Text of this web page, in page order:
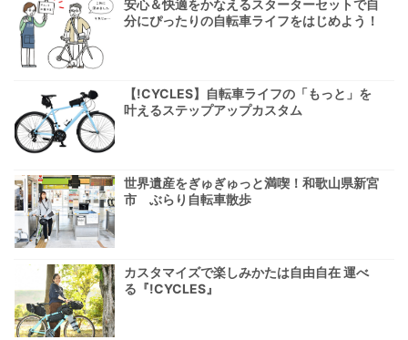
安心＆快適をかなえるスターターセットで自
分にぴったりの自転車ライフをはじめよう！
【!CYCLES】自転車ライフの「もっと」を
叶えるステップアップカスタム
世界遺産をぎゅぎゅっと満喫！和歌山県新宮
市 ぶらり自転車散歩
カスタマイズで楽しみかたは自由自在 運べ
る『!CYCLES』